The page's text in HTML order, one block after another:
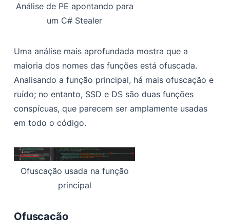
Análise de PE apontando para
um C# Stealer
Uma análise mais aprofundada mostra que a
maioria dos nomes das funções está ofuscada.
Analisando a função principal, há mais ofuscação e
ruído; no entanto, SSD e DS são duas funções
conspícuas, que parecem ser amplamente usadas
em todo o código.
Ofuscação usada na função
principal
Ofuscação